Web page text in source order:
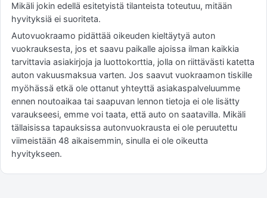
Mikäli jokin edellä esitetyistä tilanteista toteutuu, mitään
hyvityksiä ei suoriteta.
Autovuokraamo pidättää oikeuden kieltäytyä auton
vuokrauksesta, jos et saavu paikalle ajoissa ilman kaikkia
tarvittavia asiakirjoja ja luottokorttia, jolla on riittävästi katetta
auton vakuusmaksua varten. Jos saavut vuokraamon tiskille
myöhässä etkä ole ottanut yhteyttä asiakaspalveluumme
ennen noutoaikaa tai saapuvan lennon tietoja ei ole lisätty
varaukseesi, emme voi taata, että auto on saatavilla. Mikäli
tällaisissa tapauksissa autonvuokrausta ei ole peruutettu
viimeistään 48 aikaisemmin, sinulla ei ole oikeutta
hyvitykseen.